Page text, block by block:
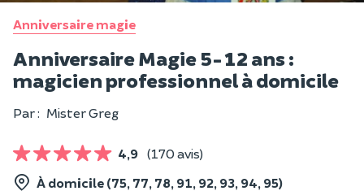
Anniversaire magie
Anniversaire Magie 5-12 ans :
magicien professionnel à domicile
Par : Mister Greg
4,9 (170 avis)
À domicile (75, 77, 78, 91, 92, 93, 94, 95)